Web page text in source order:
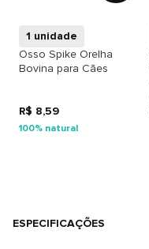
1 unidade
Osso Spike Orelha
Bovina para Cães
R$ 8,59
100% natural
ESPECIFICAÇÕES